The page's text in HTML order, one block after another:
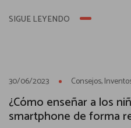
un freelancer, sabes que
SIGUE LEYENDO
JUN
30/06/2023 Consejos
¿Cómo enseñar a los
smartphone de forma